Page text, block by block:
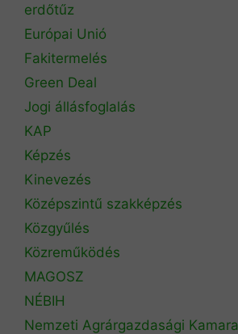
erdőtűz
Európai Unió
Fakitermelés
Green Deal
Jogi állásfoglalás
KAP
Képzés
Kinevezés
Középszintű szakképzés
Közgyűlés
Közreműködés
MAGOSZ
NÉBIH
Nemzeti Agrárgazdasági Kamara